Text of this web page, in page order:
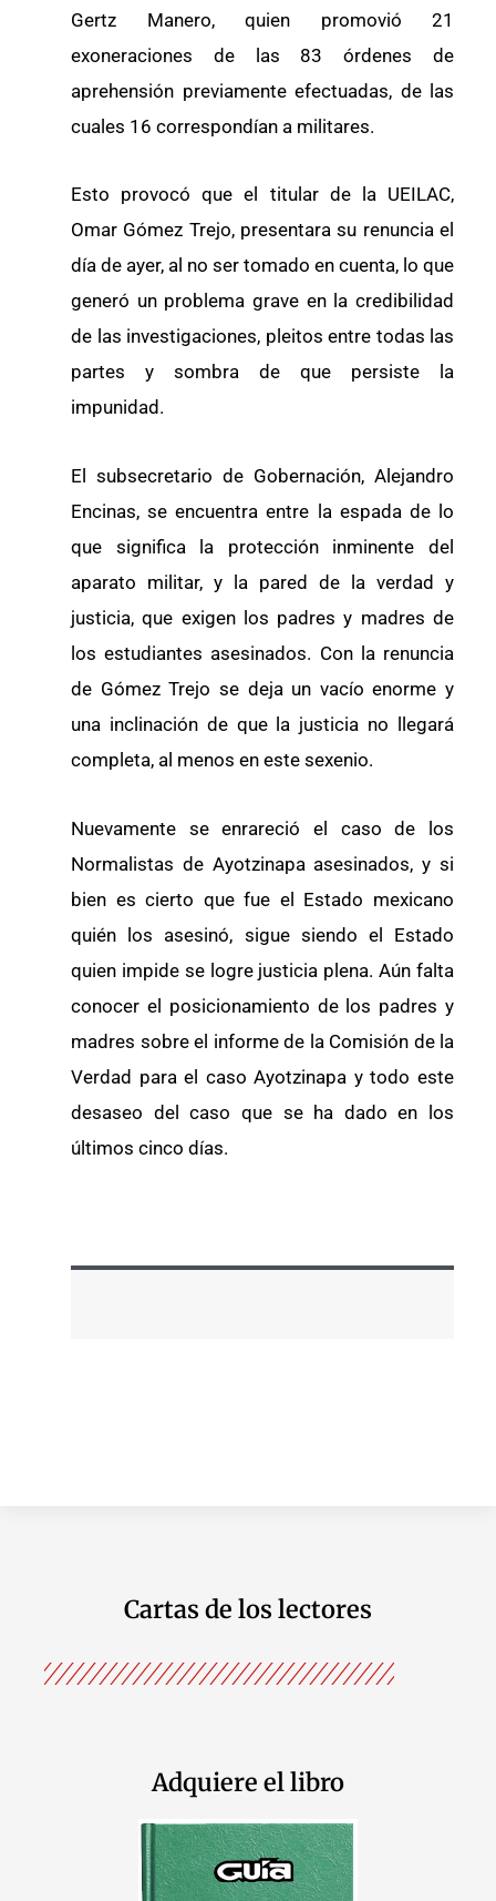
Gertz Manero, quien promovió 21
exoneraciones de las 83 órdenes de
aprehensión previamente efectuadas, de las
cuales 16 correspondían a militares.
Esto provocó que el titular de la UEILAC,
Omar Gómez Trejo, presentara su renuncia el
día de ayer, al no ser tomado en cuenta, lo que
generó un problema grave en la credibilidad
de las investigaciones, pleitos entre todas las
partes y sombra de que persiste la
impunidad.
El subsecretario de Gobernación, Alejandro
Encinas, se encuentra entre la espada de lo
que significa la protección inminente del
aparato militar, y la pared de la verdad y
justicia, que exigen los padres y madres de
los estudiantes asesinados. Con la renuncia
de Gómez Trejo se deja un vacío enorme y
una inclinación de que la justicia no llegará
completa, al menos en este sexenio.
Nuevamente se enrareció el caso de los
Normalistas de Ayotzinapa asesinados, y si
bien es cierto que fue el Estado mexicano
quién los asesinó, sigue siendo el Estado
quien impide se logre justicia plena. Aún falta
conocer el posicionamiento de los padres y
madres sobre el informe de la Comisión de la
Verdad para el caso Ayotzinapa y todo este
desaseo del caso que se ha dado en los
últimos cinco días.
Cartas de los lectores
Adquiere el libro